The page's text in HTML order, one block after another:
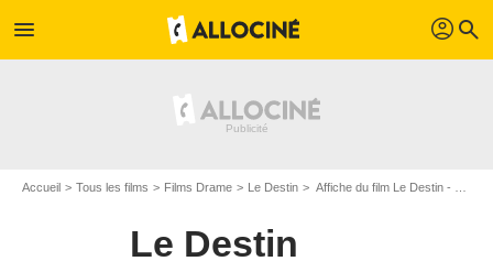
menu profil search
Accueil Tous les films Films Drame Le Destin Affiche du film Le Destin - Photo 1
Le Destin